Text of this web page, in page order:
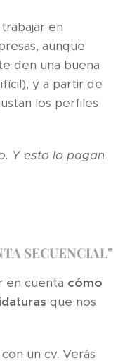
en
aunque
den una buena
y a partir de
los perfiles
Y esto lo pagan
SECUENCIAL"
en cuenta cómo
que nos
un cv. Verás